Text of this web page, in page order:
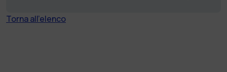
Torna all'elenco